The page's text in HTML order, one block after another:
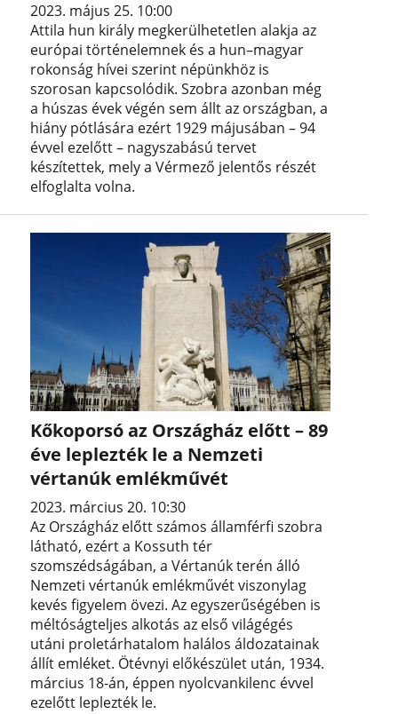
2023. május 25. 10:00
Attila hun király megkerülhetetlen alakja az
európai történelemnek és a hun–magyar
rokonság hívei szerint népünkhöz is
szorosan kapcsolódik. Szobra azonban még
a húszas évek végén sem állt az országban, a
hiány pótlására ezért 1929 májusában – 94
évvel ezelőtt – nagyszabású tervet
készítettek, mely a Vérmező jelentős részét
elfoglalta volna.
Kőkoporsó az Országház előtt – 89
éve leplezték le a Nemzeti
vértanúk emlékművét
2023. március 20. 10:30
Az Országház előtt számos államférfi szobra
látható, ezért a Kossuth tér
szomszédságában, a Vértanúk terén álló
Nemzeti vértanúk emlékművét viszonylag
kevés figyelem övezi. Az egyszerűségében is
méltóságteljes alkotás az első világégés
utáni proletárhatalom halálos áldozatainak
állít emléket. Ötévnyi előkészület után, 1934.
március 18-án, éppen nyolcvankilenc évvel
ezelőtt leplezték le.